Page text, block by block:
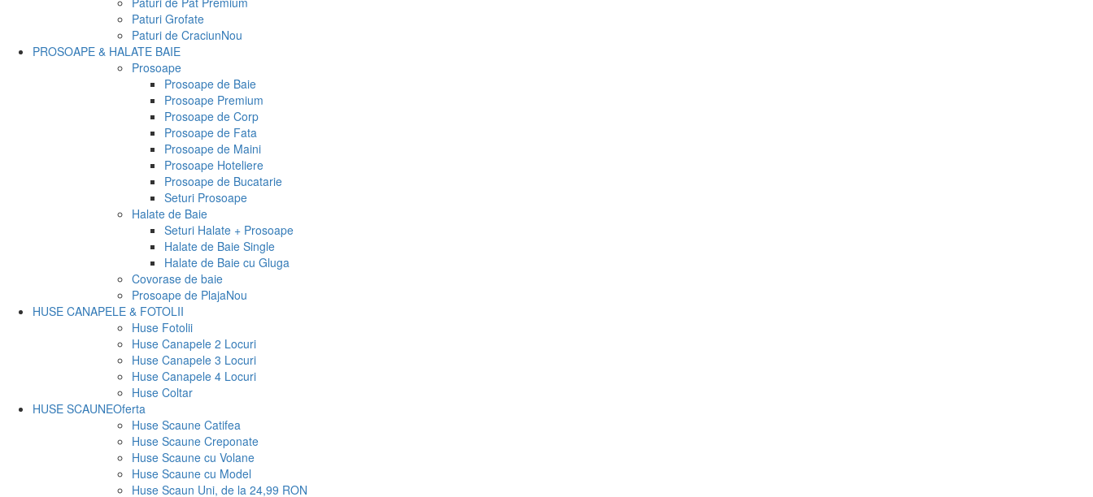
Paturi Grofate
Paturi de CraciunNou
PROSOAPE & HALATE BAIE
Prosoape
Prosoape de Baie
Prosoape Premium
Prosoape de Corp
Prosoape de Fata
Prosoape de Maini
Prosoape Hoteliere
Prosoape de Bucatarie
Seturi Prosoape
Halate de Baie
Seturi Halate + Prosoape
Halate de Baie Single
Halate de Baie cu Gluga
Covorase de baie
Prosoape de PlajaNou
HUSE CANAPELE & FOTOLII
Huse Fotolii
Huse Canapele 2 Locuri
Huse Canapele 3 Locuri
Huse Canapele 4 Locuri
Huse Coltar
HUSE SCAUNEOferta
Huse Scaune Catifea
Huse Scaune Creponate
Huse Scaune cu Volane
Huse Scaune cu Model
Huse Scaun Uni, de la 24,99 RON